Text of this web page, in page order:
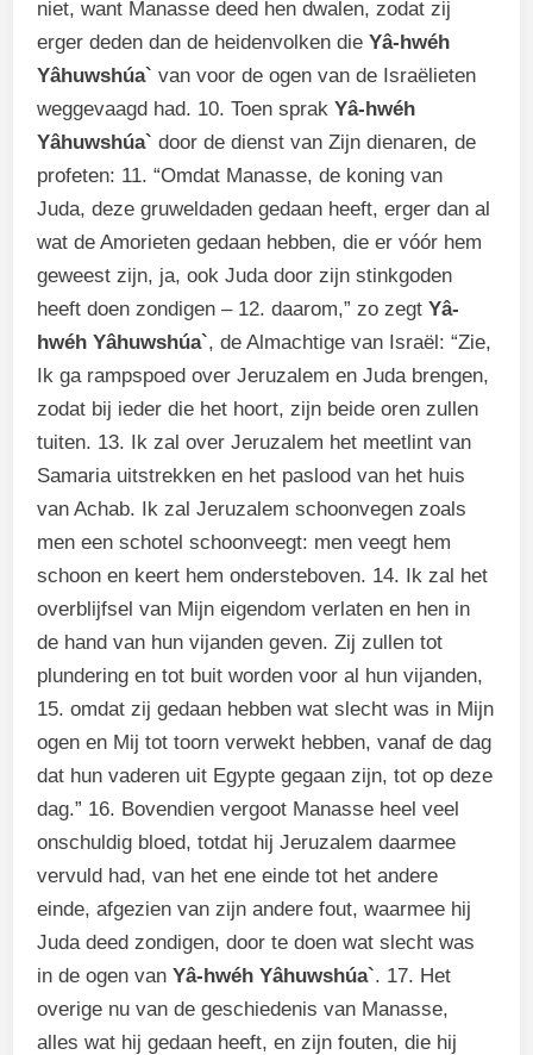
niet, want Manasse deed hen dwalen, zodat zij
erger deden dan de heidenvolken dieYâ-hwéh
Yâhuwshúa` van voor de ogen van de Israëlieten
weggevaagd had. 10. Toen sprakYâ-hwéh
Yâhuwshúa` door de dienst van Zijn dienaren, de
profeten: 11. “Omdat Manasse, de koning van
Juda, deze gruweldaden gedaan heeft, erger dan al
wat de Amorieten gedaan hebben, die er vóór hem
geweest zijn, ja, ook Juda door zijn stinkgoden
heeft doen zondigen – 12. daarom,” zo zegtYâ-
hwéh Yâhuwshúa`, de Almachtige van Israël: “Zie,
Ik ga rampspoed over Jeruzalem en Juda brengen,
zodat bij ieder die het hoort, zijn beide oren zullen
tuiten. 13. Ik zal over Jeruzalem het meetlint van
Samaria uitstrekken en het paslood van het huis
van Achab. Ik zal Jeruzalem schoonvegen zoals
men een schotel schoonveegt: men veegt hem
schoon en keert hem ondersteboven. 14. Ik zal het
overblijfsel van Mijn eigendom verlaten en hen in
de hand van hun vijanden geven. Zij zullen tot
plundering en tot buit worden voor al hun vijanden,
15. omdat zij gedaan hebben wat slecht was in Mijn
ogen en Mij tot toorn verwekt hebben, vanaf de dag
dat hun vaderen uit Egypte gegaan zijn, tot op deze
dag.” 16. Bovendien vergoot Manasse heel veel
onschuldig bloed, totdat hij Jeruzalem daarmee
vervuld had, van het ene einde tot het andere
einde, afgezien van zijn andere fout, waarmee hij
Juda deed zondigen, door te doen wat slecht was
in de ogen vanYâ-hwéh Yâhuwshúa`. 17. Het
overige nu van de geschiedenis van Manasse,
alles wat hij gedaan heeft, en zijn fouten, die hij